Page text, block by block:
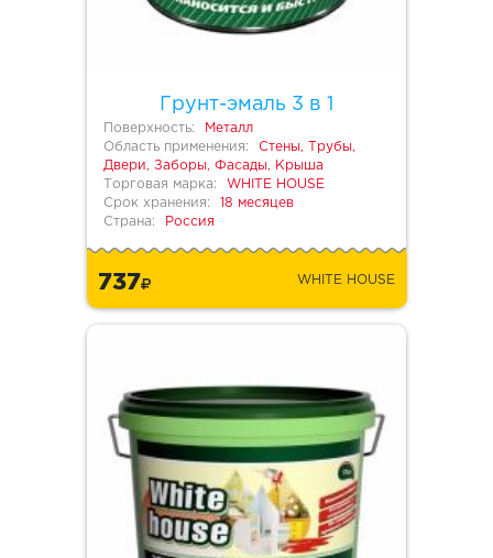
Грунт-эмаль 3 в 1
Поверхность:
Металл
Область применения:
Стены, Трубы,
Двери, Заборы, Фасады, Крыша
Торговая марка:
WHITE HOUSE
Срок хранения:
18 месяцев
Страна:
Россия
737 WHITE HOUSE